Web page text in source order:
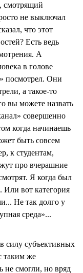
смотрящий
не выключал
что этот
Есть ведь
А
в голове
посмотрел. Они
а такое-то
вы можете назвать
совершенно
когда начинаешь
быть совсем
к студентам,
про вчерашние
Я когда был
Или вот категория
Не так долго у
среда»...
силу субъективных
таким же
не смогли, но вряд